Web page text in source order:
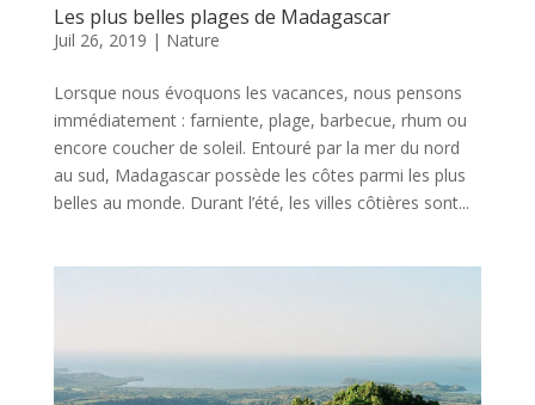
Les plus belles plages de Madagascar
Juil 26, 2019 | Nature
Lorsque nous évoquons les vacances, nous pensons
immédiatement : farniente, plage, barbecue, rhum ou
encore coucher de soleil. Entouré par la mer du nord
au sud, Madagascar possède les côtes parmi les plus
belles au monde. Durant l’été, les villes côtières sont...